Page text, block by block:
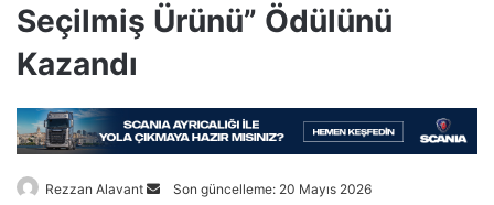
Seçilmiş Ürünü” Ödülünü
Kazandı
Rezzan Alavant
BirSon güncelleme: 20 Mayıs 2026